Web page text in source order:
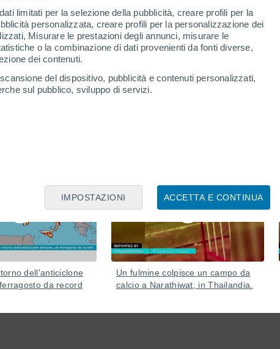
limitati per la selezione della pubblicità, creare profili per la
personalizzata, creare profili per la personalizzazione dei
Misurare le prestazioni degli annunci, misurare le
o la combinazione di dati provenienti da fonti diverse,
dei contenuti.
del dispositivo, pubblicità e contenuti personalizzati,
sul pubblico, sviluppo di servizi.
ACCETTA E CONTINUA
IMPOSTAZIONI
del vulcabo
di cenere ha
11 chilometri di
dell'anticiclone
da record
Un fulmine colpisce un campo da
calcio a Narathiwat, in Thailandia.